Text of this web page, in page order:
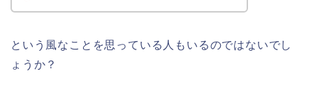
という風なことを思っている人もいるのではないでし
ょうか？